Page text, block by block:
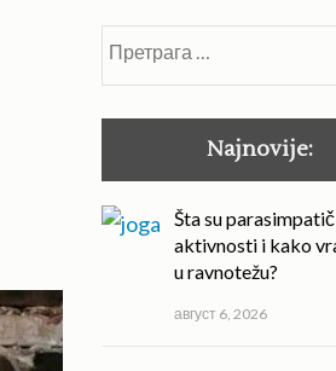
Najnovije:
Šta su
aktivnosti i kako
u ravnotežu?
август 6, 2026